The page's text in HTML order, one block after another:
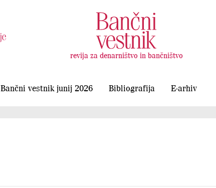
revija za denarništvo in bančništvo
Bančni vestnik junij 2026 Bibliografija E-arhiv